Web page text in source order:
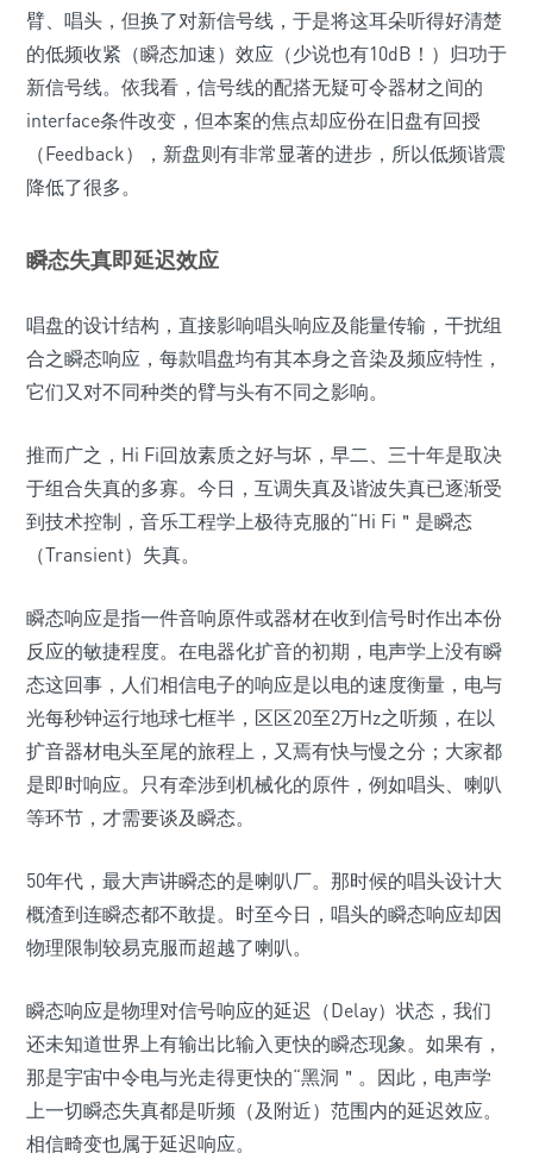
臂、唱头，但换了对新信号线，于是将这耳朵听得好清楚
的低频收紧（瞬态加速）效应（少说也有10dB！）归功于
新信号线。依我看，信号线的配搭无疑可令器材之间的
interface条件改变，但本案的焦点却应份在旧盘有回授
（Feedback），新盘则有非常显著的进步，所以低频谐震
降低了很多。
瞬态失真即延迟效应
唱盘的设计结构，直接影响唱头响应及能量传输，干扰组
合之瞬态响应，每款唱盘均有其本身之音染及频应特性，
它们又对不同种类的臂与头有不同之影响。
推而广之，Hi Fi回放素质之好与坏，早二、三十年是取决
于组合失真的多寡。今日，互调失真及谐波失真已逐渐受
到技术控制，音乐工程学上极待克服的“Hi Fi＂是瞬态
（Transient）失真。
瞬态响应是指一件音响原件或器材在收到信号时作出本份
反应的敏捷程度。在电器化扩音的初期，电声学上没有瞬
态这回事，人们相信电子的响应是以电的速度衡量，电与
光每秒钟运行地球七框半，区区20至2万Hz之听频，在以
扩音器材电头至尾的旅程上，又焉有快与慢之分；大家都
是即时响应。只有牵涉到机械化的原件，例如唱头、喇叭
等环节，才需要谈及瞬态。
50年代，最大声讲瞬态的是喇叭厂。那时候的唱头设计大
概渣到连瞬态都不敢提。时至今日，唱头的瞬态响应却因
物理限制较易克服而超越了喇叭。
瞬态响应是物理对信号响应的延迟（Delay）状态，我们
还未知道世界上有输出比输入更快的瞬态现象。如果有，
那是宇宙中令电与光走得更快的“黑洞＂。因此，电声学
上一切瞬态失真都是听频（及附近）范围内的延迟效应。
相信畸变也属于延迟响应。